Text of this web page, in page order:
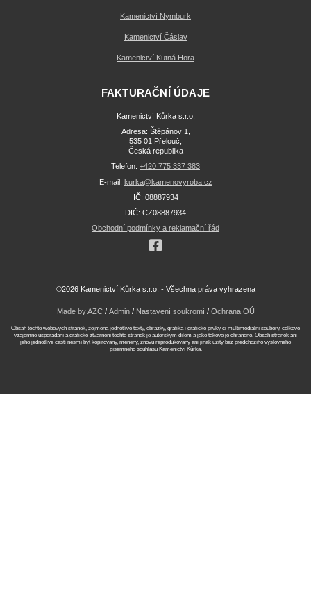
Kamenictví Nymburk
Kamenictví Čáslav
Kamenictví Kutná Hora
FAKTURAČNÍ ÚDAJE
Kamenictví Kůrka s.r.o.
Adresa: Štěpánov 1,
535 01 Přelouč,
Česká republika
Telefon: +420 775 337 383
E-mail: kurka@kamenovyroba.cz
IČ: 08887934
DIČ: CZ08887934
Obchodní podmínky a reklamační řád
©2026 Kamenictví Kůrka s.r.o. - Všechna práva vyhrazena
Made by AZC/ Admin/ Nastavení soukromí/ Ochrana OÚ
Obsah těchto webových stránek, zejména jednotlivé texty, obrázky, grafika i grafické prvky či multimediální soubory, celkové
vzájemné uspořádání a grafické ztvárnění těchto stránek je autorským dílem a jako takové je chráněno. Obsah stránek ani
jeho jednotlivé části nesmí být kopírovány, měněny, znovu reprodukovány ani jinak užity bez předchozího výslovného
písemného souhlasu Kamenictví Kůrka.